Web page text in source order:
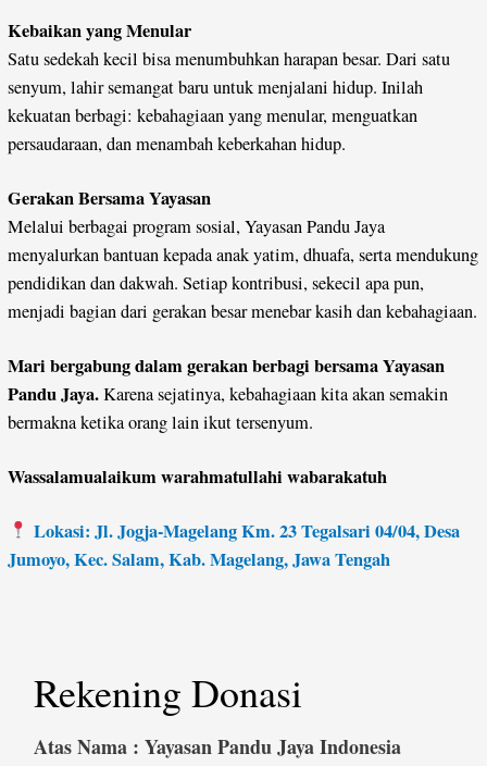
Kebaikan yang Menular
Satu sedekah kecil bisa menumbuhkan harapan besar. Dari satu
senyum, lahir semangat baru untuk menjalani hidup. Inilah
kekuatan berbagi: kebahagiaan yang menular, menguatkan
persaudaraan, dan menambah keberkahan hidup.
Gerakan Bersama Yayasan
Melalui berbagai program sosial, Yayasan Pandu Jaya
menyalurkan bantuan kepada anak yatim, dhuafa, serta mendukung
pendidikan dan dakwah. Setiap kontribusi, sekecil apa pun,
menjadi bagian dari gerakan besar menebar kasih dan kebahagiaan.
Mari bergabung dalam gerakan berbagi bersama Yayasan
Pandu Jaya.Karena sejatinya, kebahagiaan kita akan semakin
bermakna ketika orang lain ikut tersenyum.
Wassalamualaikum warahmatullahi wabarakatuh
Lokasi: Jl. Jogja-Magelang Km. 23 Tegalsari 04/04, Desa
Jumoyo, Kec. Salam, Kab. Magelang, Jawa Tengah
Rekening Donasi
Atas Nama : Yayasan Pandu Jaya Indonesia